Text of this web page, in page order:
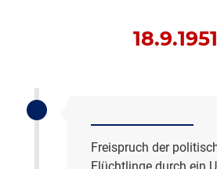
18.9.1951
Freispruch der